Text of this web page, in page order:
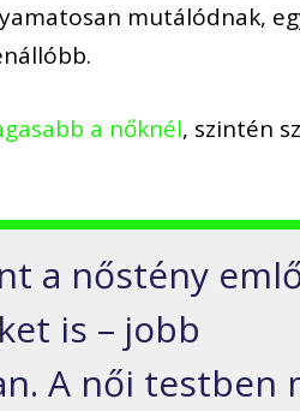
mutálódnak,
a nőknél, szintén
a nőstény
is – jobb
A női testben